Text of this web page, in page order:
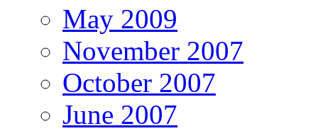
May 2009
November 2007
October 2007
June 2007